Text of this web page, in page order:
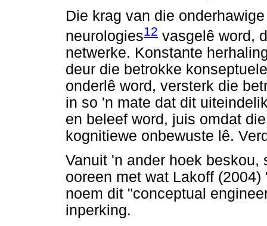
Die krag van die
neurologies12 vasgelê word,
netwerke. Konstante
deur die betrokke
onderlê word, versterk die
in so 'n mate dat dit
en beleef word, juis omdat
kognitiewe onbewuste lê.
Vanuit 'n ander hoek
ooreen met wat Lakoff
noem dit "conceptual
inperking.